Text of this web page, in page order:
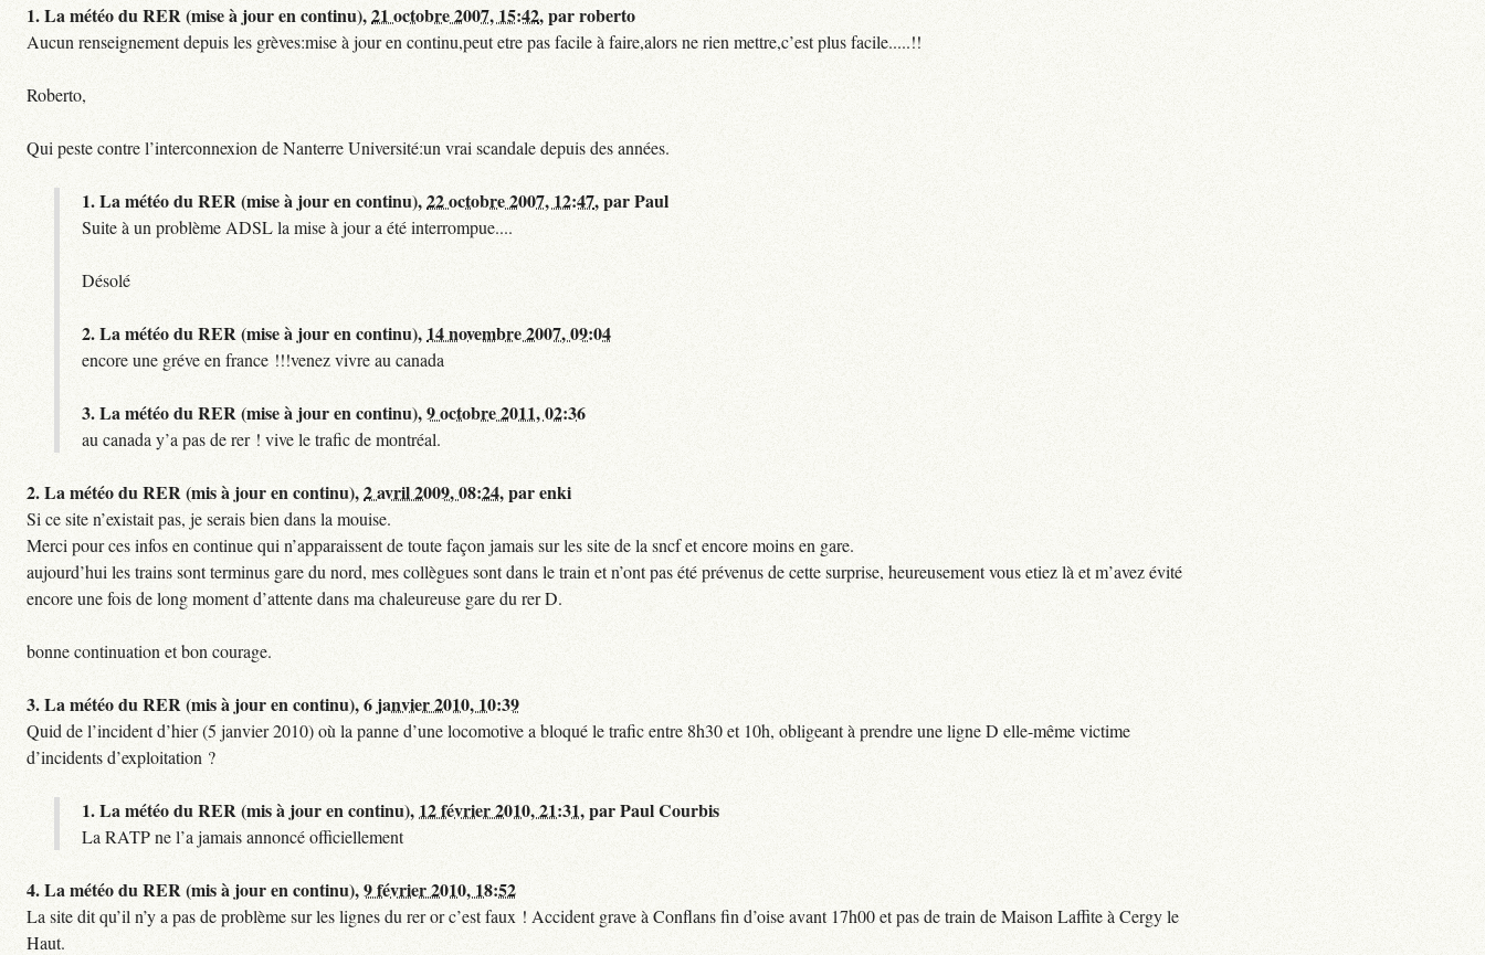
1.La météo du RER (mise à jour en continu),21 octobre 2007, 15:42,parroberto
Aucun renseignement depuis les grèves:mise à jour en continu,peut etre pas facile à faire,alors ne rien mettre,c’est plus facile.....!!
Roberto,
Qui peste contre l’interconnexion de Nanterre Université:un vrai scandale depuis des années.
1.La météo du RER (mise à jour en continu),22 octobre 2007, 12:47,parPaul
Suite à un problème ADSL la mise à jour a été interrompue....
Désolé
2.La météo du RER (mise à jour en continu), 14 novembre 2007, 09:04
encore une gréve en france !!!venez vivre au canada
3.La météo du RER (mise à jour en continu),9 octobre 2011, 02:36
au canada y’a pas de rer ! vive le trafic de montréal.
2.La météo du RER (mis à jour en continu),2 avril 2009, 08:24,parenki
Si ce site n’existait pas, je serais bien dans la mouise.
Merci pour ces infos en continue qui n’apparaissent de toute façon jamais sur les site de la sncf et encore moins en gare.
aujourd’hui les trains sont terminus gare du nord, mes collègues sont dans le train et n’ont pas été prévenus de cette surprise, heureusement vous etiez là et m’avez évité
encore une fois de long moment d’attente dans ma chaleureuse gare du rer D.
bonne continuation et bon courage.
3.La météo du RER (mis à jour en continu),6 janvier 2010, 10:39
Quid de l’incident d’hier (5 janvier 2010) où la panne d’une locomotive a bloqué le trafic entre 8h30 et 10h, obligeant à prendre une ligne D elle-même victime
d’incidents d’exploitation ?
1.La météo du RER (mis à jour en continu), 12 février 2010, 21:31,parPaul Courbis
La RATP ne l’a jamais annoncé officiellement
4.La météo du RER (mis à jour en continu),9 février 2010, 18:52
La site dit qu’il n’y a pas de problème sur les lignes du rer or c’est faux ! Accident grave à Conflans fin d’oise avant 17h00 et pas de train de Maison Laffite à Cergy le
Haut.